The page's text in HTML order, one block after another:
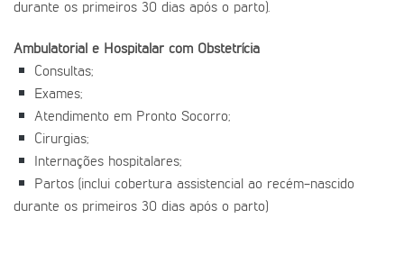
durante os primeiros 30 dias após o parto).
Ambulatorial e Hospitalar com Obstetrícia
Consultas;
Exames;
Atendimento em Pronto Socorro;
Cirurgias;
Internações hospitalares;
Partos (inclui cobertura assistencial ao recém-nascido
durante os primeiros 30 dias após o parto)